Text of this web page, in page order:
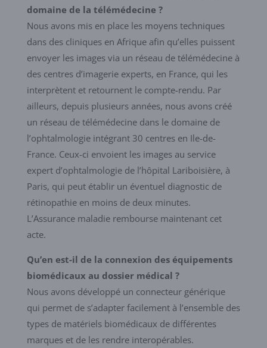
domaine de la télémédecine ?
Nous avons mis en place les moyens techniques
dans des cliniques en Afrique afin qu’elles puissent
envoyer les images via un réseau de télémédecine à
des centres d’imagerie experts, en France, qui les
interprètent et retournent le compte-rendu. Par
ailleurs, depuis plusieurs années, nous avons créé
un réseau de télémédecine dans le domaine de
l’ophtalmologie intégrant 30 centres en Ile-de-
France. Ceux-ci envoient les images au service
expert d’ophtalmologie de l’hôpital Lariboisière, à
Paris, qui peut établir un éventuel diagnostic de
rétinopathie en moins de deux minutes.
L’Assurance maladie rembourse maintenant cet
acte.
Qu’en est-il de la connexion des équipements
biomédicaux au dossier médical ?
Nous avons développé un connecteur générique
qui permet de s’adapter facilement à l’ensemble des
types de matériels biomédicaux de différentes
marques et de les rendre interopérables.